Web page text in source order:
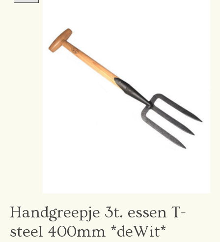
Handgreepje 3t. essen T-
steel 400mm *deWit*